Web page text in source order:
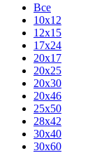
Все
10x12
12x15
17x24
20x17
20x25
20x30
20x46
25x50
28x42
30x40
30x60